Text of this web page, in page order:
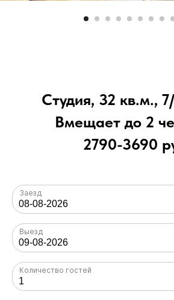
Студия, 32 кв.м.,
Вмещает до 2
2790-3690